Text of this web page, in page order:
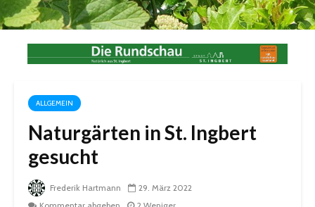
ALLGEMEIN
Naturgärten in St. Ingbert
gesucht
Frederik Hartmann
29. März 2022